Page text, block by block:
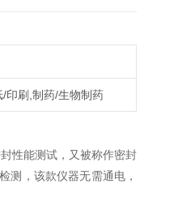
印刷,制药/生物制药
性能测试，又被称作密封
测，该款仪器无需通电，